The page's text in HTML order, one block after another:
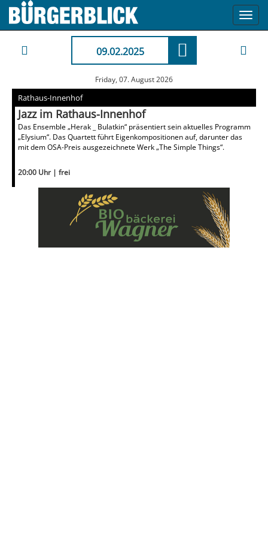
09.02.2025
Friday, 07. August 2026
Rathaus-Innenhof
Jazz im Rathaus-Innenhof
Das Ensemble „Herak _ Bulatkin“ präsentiert sein aktuelles Programm
„Elysium“. Das Quartett führt Eigenkompositionen auf, darunter das
mit dem OSA-Preis ausgezeichnete Werk „The Simple Things“.
20:00 Uhr | frei